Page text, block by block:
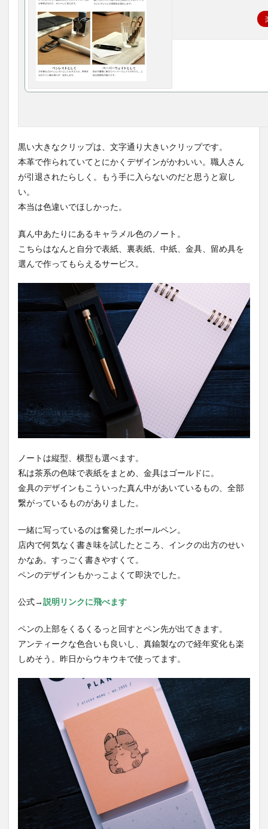
黒い大きなクリップは、文字通り大きいクリップです。
本革で作られていてとにかくデザインがかわいい。職人さん
が引退されたらしく。もう手に入らないのだと思うと寂し
い。
本当は色違いでほしかった。
真ん中あたりにあるキャラメル色のノート。
こちらはなんと自分で表紙、裏表紙、中紙、金具、留め具を
選んで作ってもらえるサービス。
ノートは縦型、横型も選べます。
私は茶系の色味で表紙をまとめ、金具はゴールドに。
金具のデザインもこういった真ん中があいているもの、全部
繋がっているものがありました。
一緒に写っているのは奮発したボールペン。
店内で何気なく書き味を試したところ、インクの出方のせい
かなあ。すっごく書きやすくて。
ペンのデザインもかっこよくて即決でした。
公式→説明リンクに飛べます
ペンの上部をくるくるっと回すとペン先が出てきます。
アンティークな色合いも良いし、真鍮製なので経年変化も楽
しめそう。昨日からウキウキで使ってます。